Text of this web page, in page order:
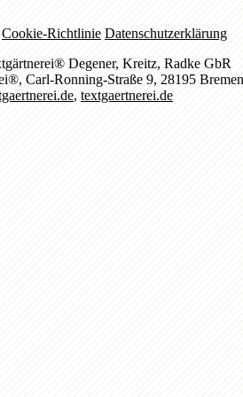
Cookie-Richtlinie Datenschutzerklärung
Degener, Kreitz, Radke GbR
Carl-Ronning-Straße 9, 28195 Bremen
,textgaertnerei.de